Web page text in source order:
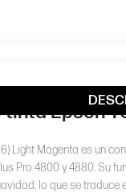
Epson
Light Magenta es un
Pro 4800 y 4880. Su
lo que se